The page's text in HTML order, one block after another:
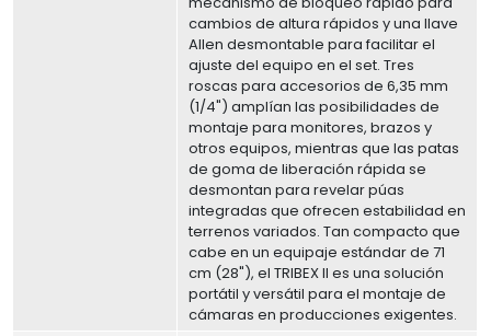
cambios de altura rápidos y una llave
Allen desmontable para facilitar el
ajuste del equipo en el set. Tres
roscas para accesorios de 6,35 mm
(1/4") amplían las posibilidades de
montaje para monitores, brazos y
otros equipos, mientras que las patas
de goma de liberación rápida se
desmontan para revelar púas
integradas que ofrecen estabilidad en
terrenos variados. Tan compacto que
cabe en un equipaje estándar de 71
cm (28"), el TRIBEX II es una solución
portátil y versátil para el montaje de
cámaras en producciones exigentes.